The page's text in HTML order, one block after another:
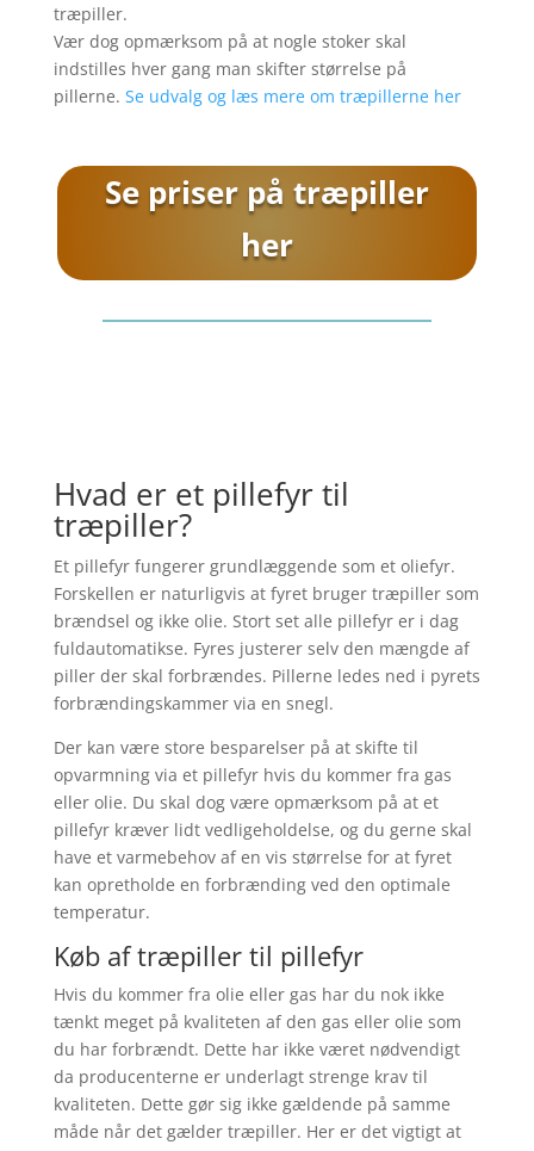
træpiller.
Vær dog opmærksom på at nogle stoker skal
indstilles hver gang man skifter størrelse på
pillerne. Se udvalg og læs mere om træpillerne her
Se priser på træpiller
her
Hvad er et pillefyr til
træpiller?
Et pillefyr fungerer grundlæggende som et oliefyr.
Forskellen er naturligvis at fyret bruger træpiller som
brændsel og ikke olie. Stort set alle pillefyr er i dag
fuldautomatikse. Fyres justerer selv den mængde af
piller der skal forbrændes. Pillerne ledes ned i pyrets
forbrændingskammer via en snegl.
Der kan være store besparelser på at skifte til
opvarmning via et pillefyr hvis du kommer fra gas
eller olie. Du skal dog være opmærksom på at et
pillefyr kræver lidt vedligeholdelse, og du gerne skal
have et varmebehov af en vis størrelse for at fyret
kan opretholde en forbrænding ved den optimale
temperatur.
Køb af træpiller til pillefyr
Hvis du kommer fra olie eller gas har du nok ikke
tænkt meget på kvaliteten af den gas eller olie som
du har forbrændt. Dette har ikke været nødvendigt
da producenterne er underlagt strenge krav til
kvaliteten. Dette gør sig ikke gældende på samme
måde når det gælder træpiller. Her er det vigtigt at